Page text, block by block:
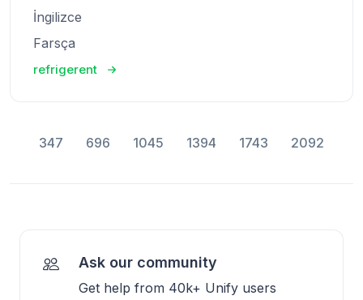
İngilizce
Farsça
refrigerent
347 696 1045 1394 1743 2092
Ask our community
Get help from 40k+ Unify users